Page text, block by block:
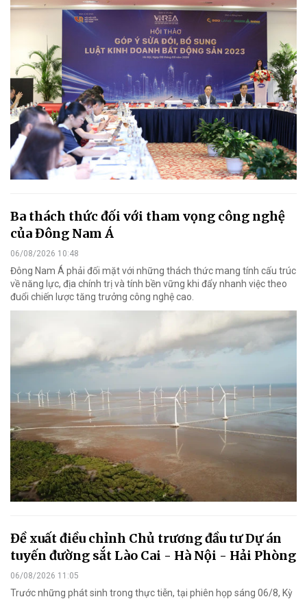
Ba thách thức đối với tham vọng công nghệ
của Đông Nam Á
06/08/2026 10:48
Đông Nam Á phải đối mặt với những thách thức mang tính cấu trúc
về năng lực, địa chính trị và tính bền vững khi đẩy nhanh việc theo
đuổi chiến lược tăng trưởng công nghệ cao.
Đề xuất điều chỉnh Chủ trương đầu tư Dự án
tuyến đường sắt Lào Cai - Hà Nội - Hải Phòng
06/08/2026 11:05
Trước những phát sinh trong thực tiễn, tại phiên họp sáng 06/8, Kỳ